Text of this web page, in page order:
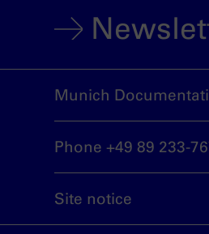
Munich
Phone +49 89 233-
Site notice